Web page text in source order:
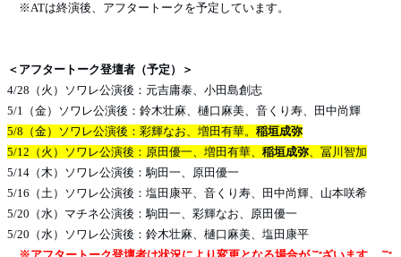
※ATは終演後、アフタートークを予定しています。
＜アフタートーク登壇者（予定）＞
4/28（火）ソワレ公演後：元吉庸泰、小田島創志
5/1（金）ソワレ公演後：鈴木壮麻、樋口麻美、音くり寿、田中尚輝
5/8（金）ソワレ公演後：彩輝なお、増田有華。 稲垣成弥
5/12（火）ソワレ公演後：原田優一、増田有華、 稲垣成弥、冨川智加
5/14（木）ソワレ公演後：駒田一、原田優一
5/16（土）ソワレ公演後：塩田康平、音くり寿、田中尚輝、山本咲希
5/20（水）マチネ公演後：駒田一、彩輝なお、原田優一
5/20（水）ソワレ公演後：鈴木壮麻、樋口麻美、塩田康平